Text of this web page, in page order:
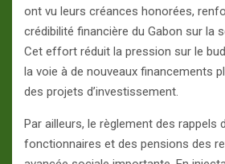
ont vu leurs créances honorées,
crédibilité financière du Gabon sur la
Cet effort réduit la pression sur le
la voie à de nouveaux financements
des projets d’investissement.
Par ailleurs, le règlement des rappels
fonctionnaires et des pensions des